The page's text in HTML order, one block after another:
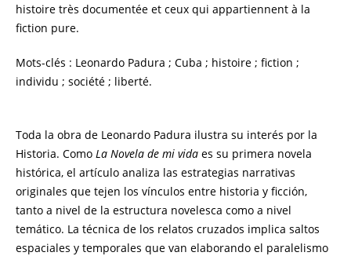
histoire très documentée et ceux qui appartiennent à la
fiction pure.
Mots-clés : Leonardo Padura ; Cuba ; histoire ; fiction ;
individu ; société ; liberté.
Toda la obra de Leonardo Padura ilustra su interés por la
Historia. Como La Novela de mi vidaes su primera novela
histórica, el artículo analiza las estrategias narrativas
originales que tejen los vínculos entre historia y ficción,
tanto a nivel de la estructura novelesca como a nivel
temático. La técnica de los relatos cruzados implica saltos
espaciales y temporales que van elaborando el paralelismo